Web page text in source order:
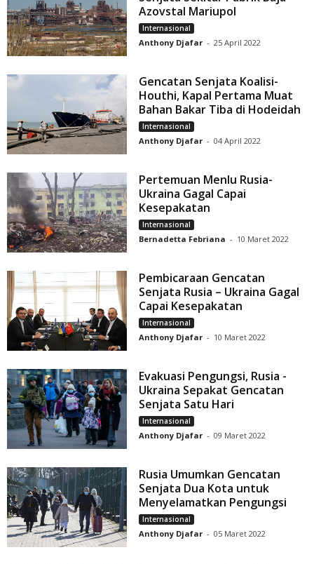
Azovstal Mariupol
Internasional
Anthony Djafar - 25 April 2022
Gencatan Senjata Koalisi-
Houthi, Kapal Pertama Muat
Bahan Bakar Tiba di Hodeidah
Internasional
Anthony Djafar - 04 April 2022
Pertemuan Menlu Rusia-
Ukraina Gagal Capai
Kesepakatan
Internasional
Bernadetta Febriana - 10 Maret 2022
Pembicaraan Gencatan
Senjata Rusia – Ukraina Gagal
Capai Kesepakatan
Internasional
Anthony Djafar - 10 Maret 2022
Evakuasi Pengungsi, Rusia -
Ukraina Sepakat Gencatan
Senjata Satu Hari
Internasional
Anthony Djafar - 09 Maret 2022
Rusia Umumkan Gencatan
Senjata Dua Kota untuk
Menyelamatkan Pengungsi
Internasional
Anthony Djafar - 05 Maret 2022